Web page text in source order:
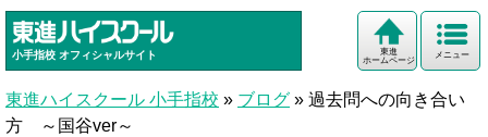
小手指校 オフィシャルサイト メニュー
東進
ホームページ
東進ハイスクール 小手指校 » ブログ » 過去問への向き合い
方 ～国谷ver～